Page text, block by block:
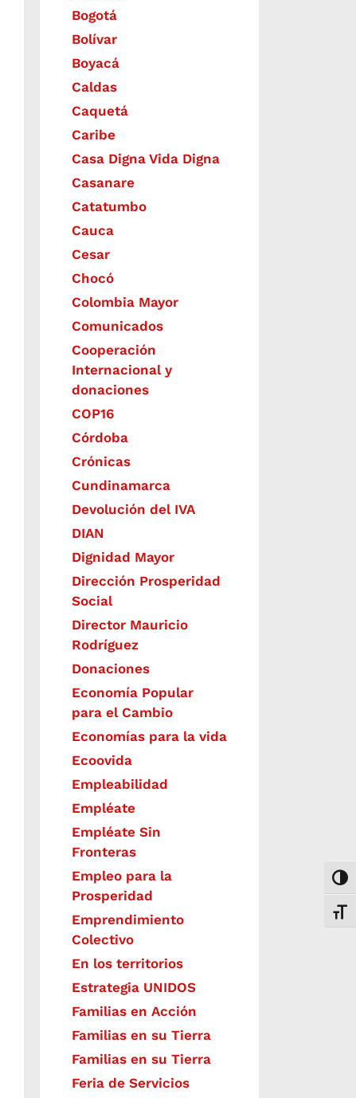
Bogotá
Bolívar
Boyacá
Caldas
Caquetá
Caribe
Casa Digna Vida Digna
Casanare
Catatumbo
Cauca
Cesar
Chocó
Colombia Mayor
Comunicados
Cooperación
Internacional y
donaciones
COP16
Córdoba
Crónicas
Cundinamarca
Devolución del IVA
DIAN
Dignidad Mayor
Dirección Prosperidad
Social
Director Mauricio
Rodríguez
Donaciones
Economía Popular
para el Cambio
Economías para la vida
Ecoovida
Empleabilidad
Empléate
Empléate Sin
Fronteras
Empleo para la
Prosperidad
Emprendimiento
Colectivo
En los territorios
Estrategia UNIDOS
Familias en Acción
Familias en su Tierra
Familias en su Tierra
Feria de Servicios